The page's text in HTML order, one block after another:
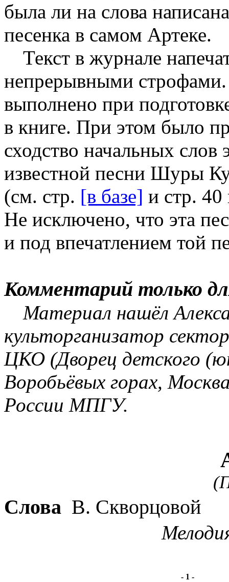
была ли на слова
песенка в самом Артеке.
Текст в журнале
непрерывными
выполнено при
в книге. При этом было
сходство начальных слов
известной песни Шуры
(см. стр. [в базе] и стр. 40
Не исключено, что эта
и под впечатлением той
Комментарий только
Материал нашёл
культорганизатор
ЦКО (Дворец детского
Воробьёвых горах,
России МПГУ.
Слова В. Скворцовой
- 1 -